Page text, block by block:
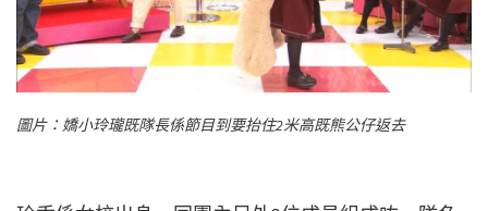
圖片：嬌小玲瓏既隊長係節目到要抬住2米高既熊公仔返去